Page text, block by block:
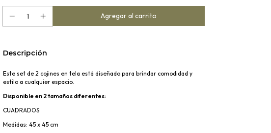
Descripción
Este set de 2 cojines en tela está diseñado para brindar comodidad y
estilo a cualquier espacio.
Disponible en 2 tamaños diferentes:
CUADRADOS
Medidas: 45 x 45 cm